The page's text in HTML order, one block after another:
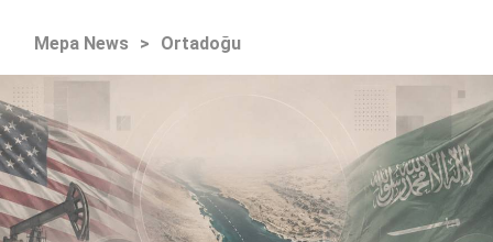
Mepa News > Ortadoğu